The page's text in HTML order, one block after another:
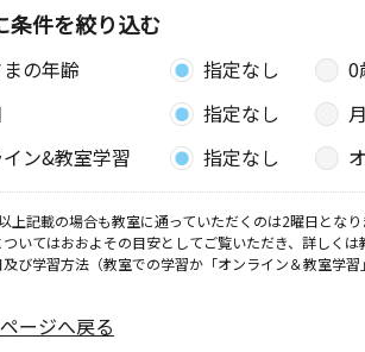
条件を絞り込む
の年齢 指定なし 0
指定なし 月
ン&教室学習
指定なし
上記載の場合も教室に通っていただくのは2曜日となり
いてはおおよその目安としてご覧いただき、詳しく
び学習方法（教室での学習か「オンライン＆教室学
ージへ戻る